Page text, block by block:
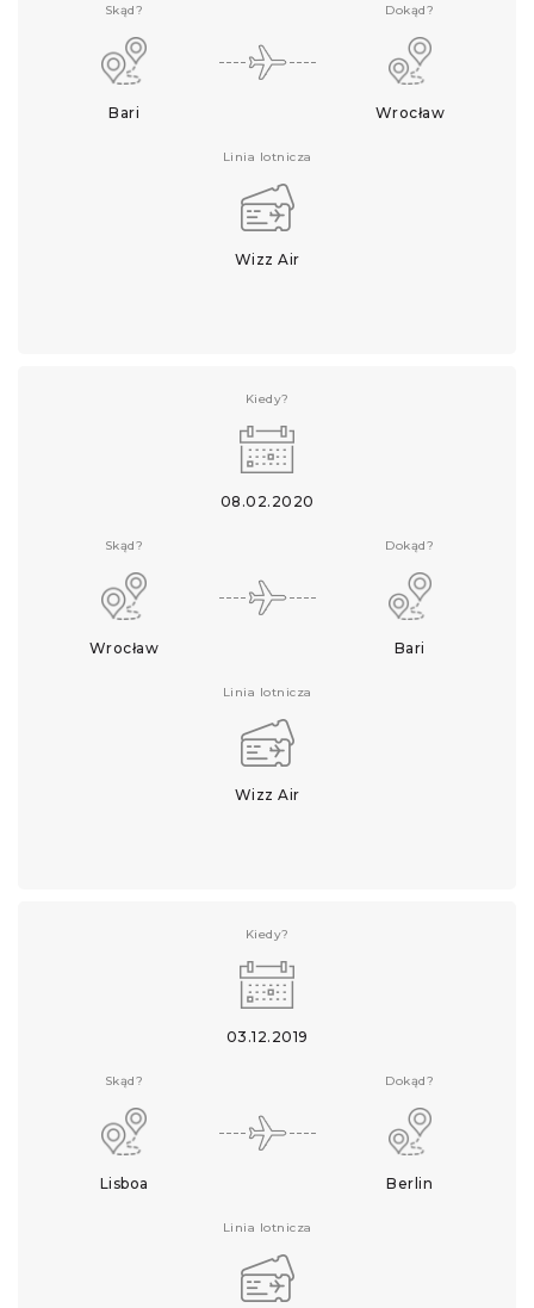
Skąd?
Bari
Dokąd?
Wrocław
Linia lotnicza
Wizz Air
Kiedy?
08.02.2020
Skąd?
Wrocław
Dokąd?
Bari
Linia lotnicza
Wizz Air
Kiedy?
03.12.2019
Skąd?
Lisboa
Dokąd?
Berlin
Linia lotnicza